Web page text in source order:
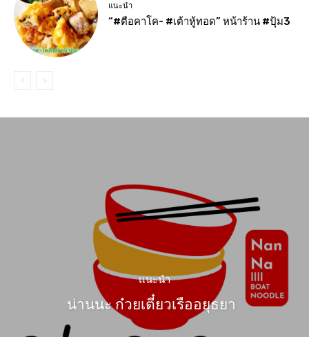
แนะนำ
“#ตือคาโค- #เต้าหู้ทอด” หน้าร้าน #ปุ้ม3
แนะนำ
น่านนะ ก๋วยเตี๋ยวเรืออยุธยา